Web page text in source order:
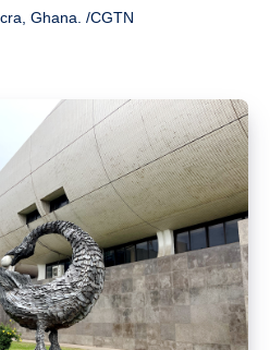
Ghana. /CGTN